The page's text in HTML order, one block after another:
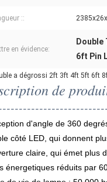
::
en évidence:
Double
6ft Pin
a dégrossi 2ft 3ft 4ft 5ft 6ft
de
d'angle de 360
côté LED, qui donnent
claire, qui émet plus
énergetiques réduits par